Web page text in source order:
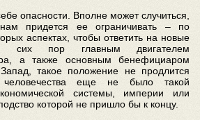
опасности. Вполне может случиться,
придется ее ограничивать – по
аспектах, чтобы ответить на новые
сих пор главным двигателем
а также основным бенефициаром
такое положение не продлится
еще не было такой
системы, империи или
которой не пришло бы к концу.